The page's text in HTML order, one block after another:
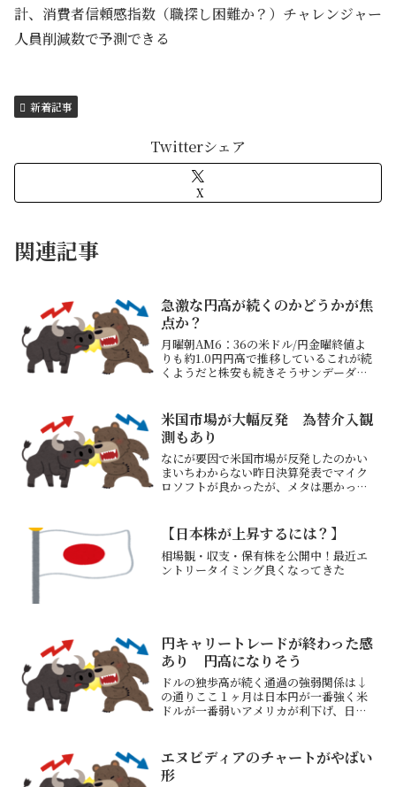
計、消費者信頼感指数（職探し困難か？）チャレンジャー
人員削減数で予測できる
新着記事
Twitterシェア
X
関連記事
急激な円高が続くのかどうかが焦
点か？
月曜朝AM6：36の米ドル/円金曜終値よ
りも約1.0円円高で推移しているこれが続
くようだと株安も続きそうサンデーダウ
下落で始まるのではないか？前回の為替
介入は...
米国市場が大幅反発 為替介入観
測もあり
なにが要因で米国市場が反発したのかい
まいちわからない昨日決算発表でマイク
ロソフトが良かったが、メタは悪かった
ィスク+26.04％、マイクロン
+18.40％、SKハイニッ...
【日本株が上昇するには？】
相場観・収支・保有株を公開中！最近エ
ントリータイミング良くなってきた
円キャリートレードが終わった感
あり 円高になりそう
ドルの独歩高が続く通過の強弱関係は↓
の通りここ１ヶ月は日本円が一番強く米
ドルが一番弱いアメリカが利下げ、日本
下げはまだ始まってもおらずこれから下
げ幅が拡大していきそうし...
エヌビディアのチャートがやばい
形